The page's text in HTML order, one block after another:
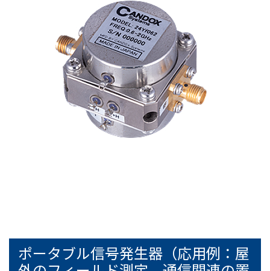
ポータブル信号発生器（応用例：屋